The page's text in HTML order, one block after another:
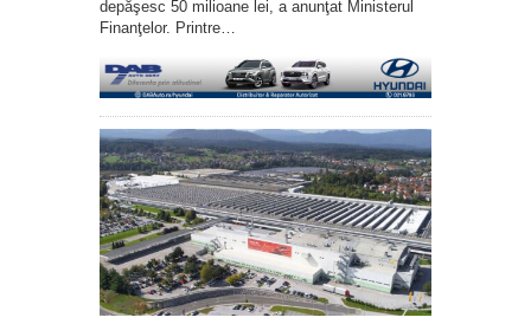
depăşesc 50 milioane lei, a anunţat Ministerul
Finanţelor. Printre…